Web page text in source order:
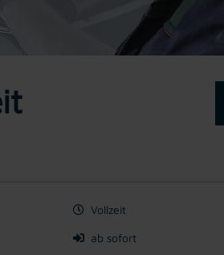
Vollzeit
ab sofort